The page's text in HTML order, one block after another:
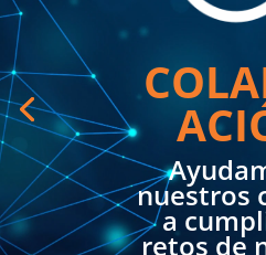
nuestros
a
retos de